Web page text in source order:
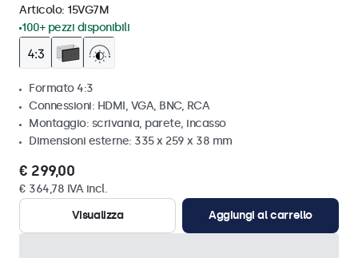
Articolo: 15VG7M
100+ pezzi disponibili
Formato 4:3
Connessioni: HDMI, VGA, BNC, RCA
Montaggio: scrivania, parete, incasso
Dimensioni esterne: 335 x 259 x 38 mm
€ 299,00
€ 364,78 IVA incl.
Visualizza
Aggiungi al carrello